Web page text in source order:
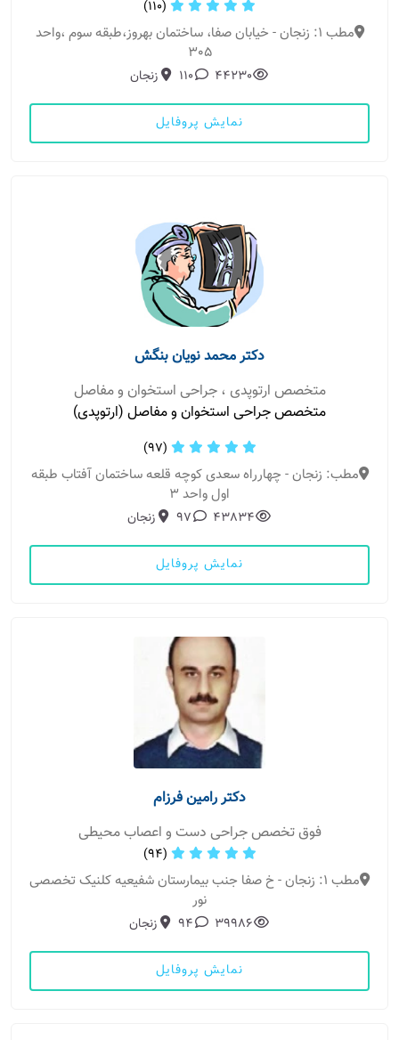
(110)
مطب 1: زنجان - خيابان صفا، ساختمان بهروز،طبقه سوم ،واحد
٣٠٥
44230
110 زنجان
نمایش پروفایل
دکتر محمد نویان بنگش
متخصص ارتوپدی ، جراحی استخوان و مفاصل
متخصص جراحی استخوان و مفاصل (ارتوپدی)
(97)
مطب: زنجان - چهارراه سعدی کوچه قلعه ساختمان آفتاب طبقه
اول واحد ۳
43834
97 زنجان
نمایش پروفایل
دکتر رامین فرزام
فوق تخصص جراحی دست و اعصاب محیطی
(94)
مطب 1: زنجان - خ صفا جنب بیمارستان شفیعیه کلنیک تخصصی
نور
39986
94 زنجان
نمایش پروفایل